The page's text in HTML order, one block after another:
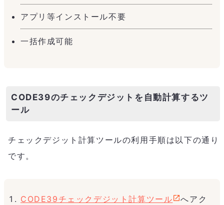
アプリ等インストール不要
一括作成可能
CODE39のチェックデジットを自動計算するツ
ール
チェックデジット計算ツールの利用手順は以下の通り
です。
CODE39チェックデジット計算ツール
へアク